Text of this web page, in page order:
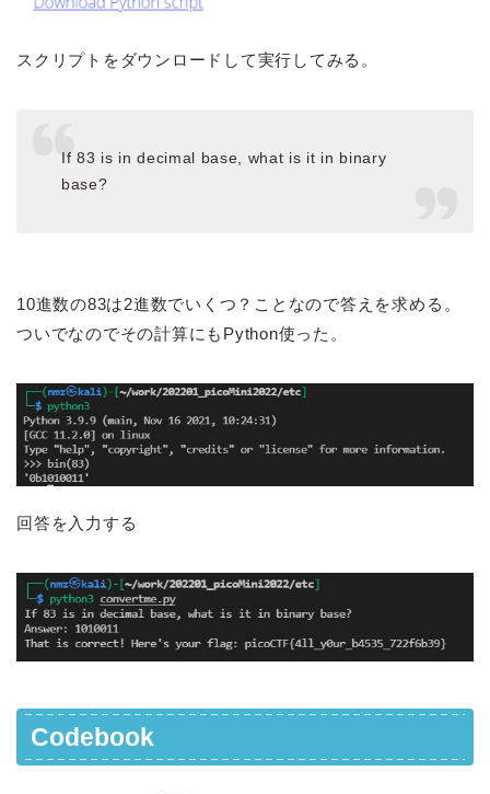
スクリプトをダウンロードして実行してみる。
If 83 is in decimal base, what is it in binary
base?
10進数の83は2進数でいくつ？ことなので答えを求める。
ついでなのでその計算にもPython使った。
回答を入力する
Codebook